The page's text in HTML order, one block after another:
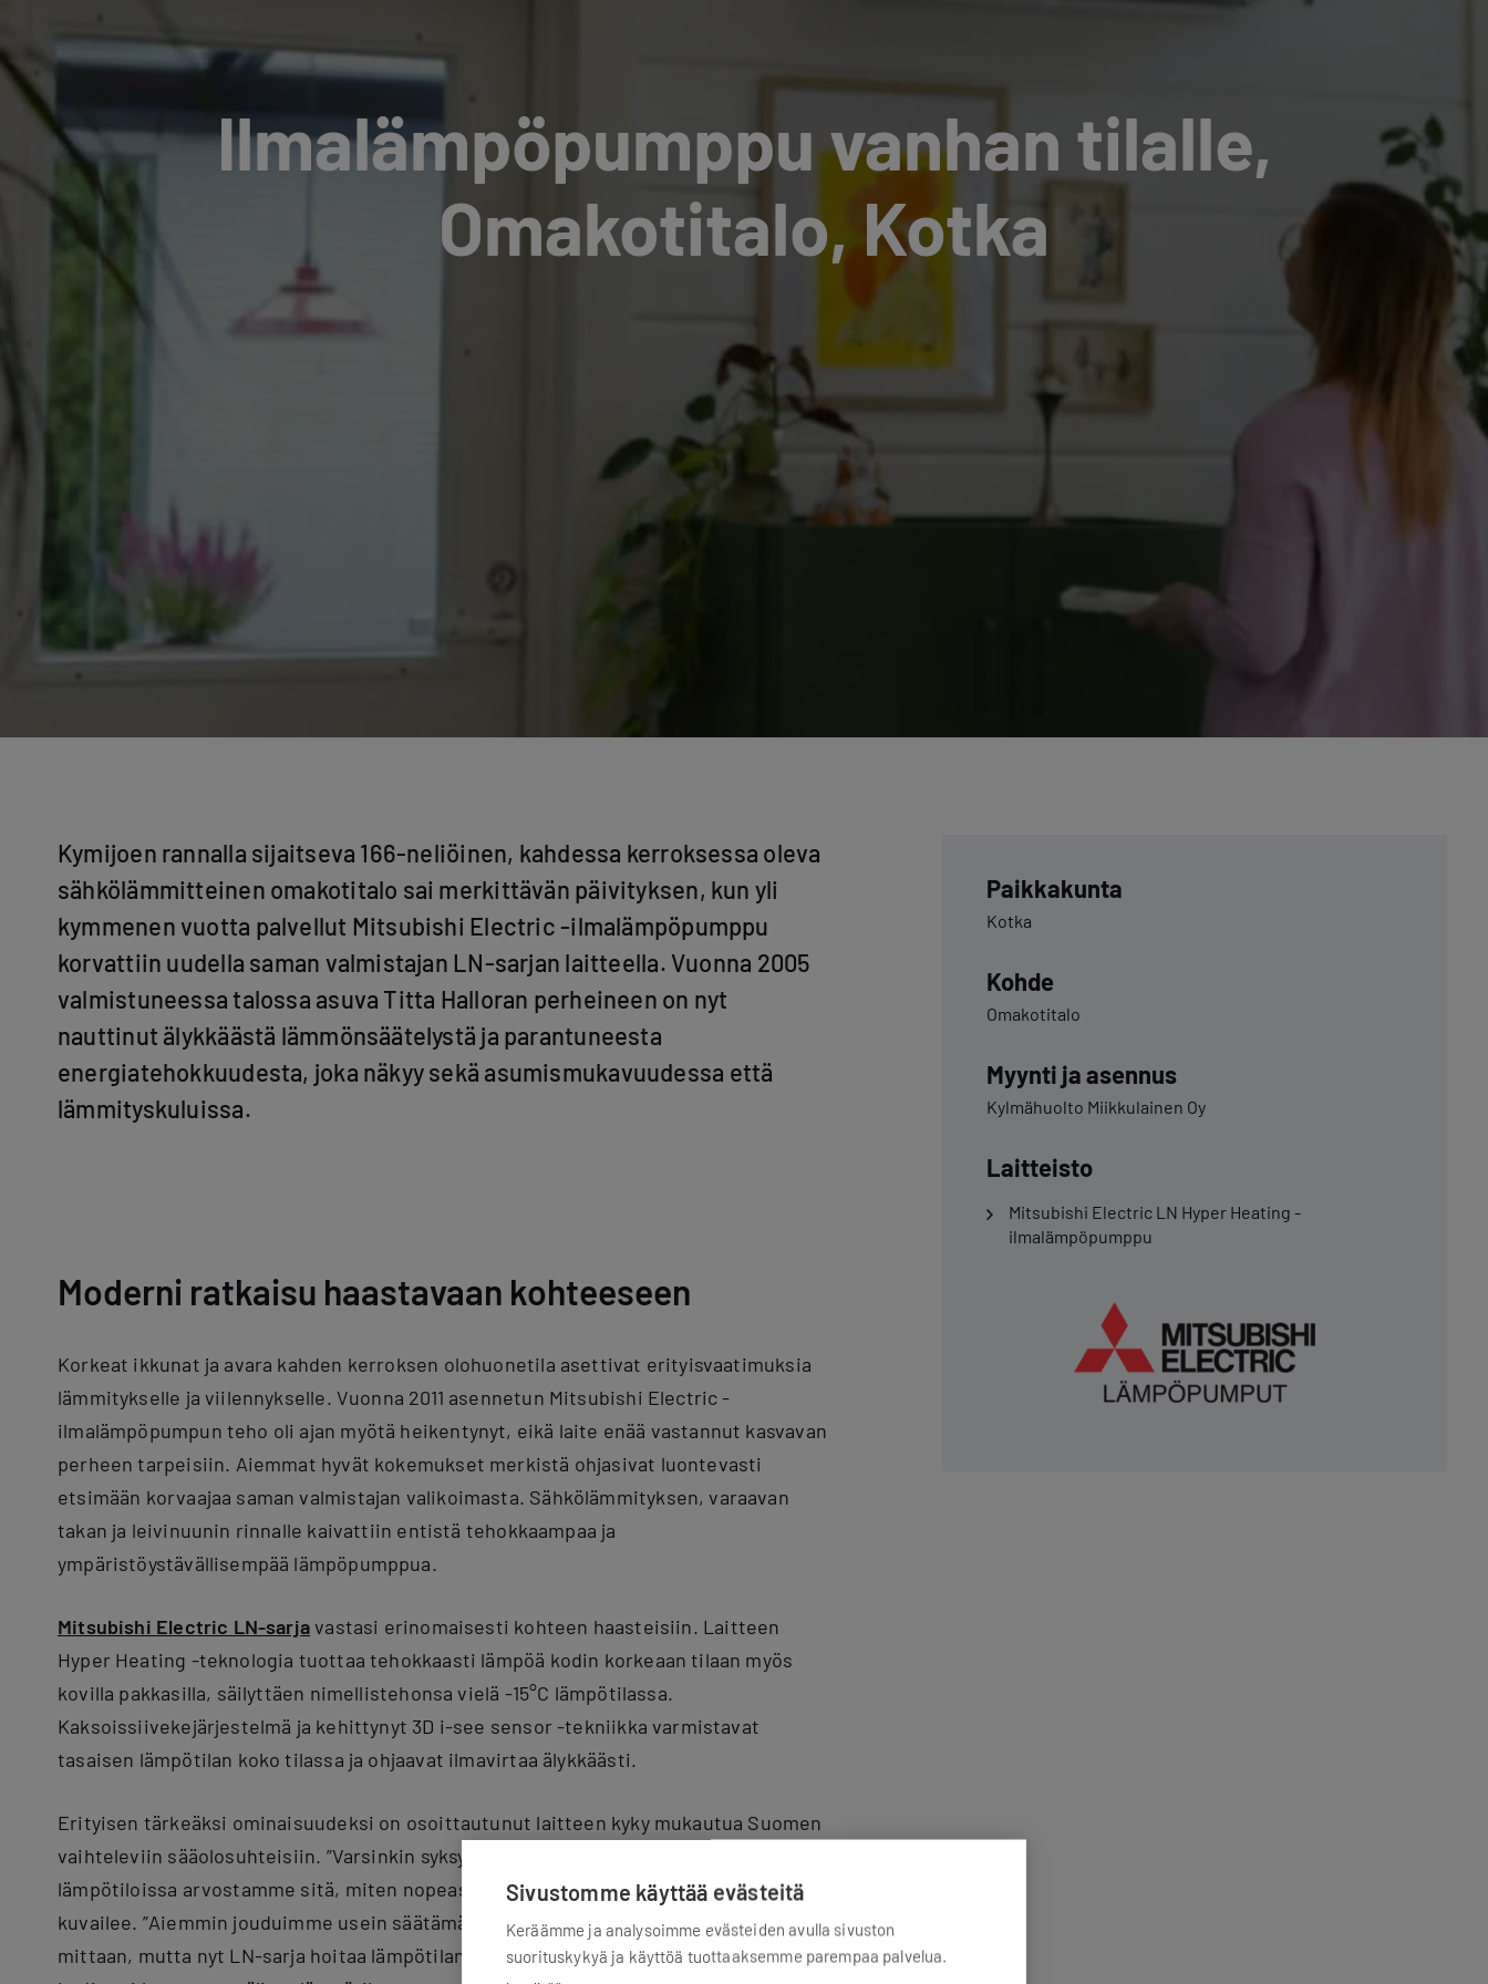
Il­ma­läm­pö­pump­pu vanhan tilalle,
Omakotitalo, Kotka
Kymijoen rannalla sijaitseva 166-neliöinen, kahdessa kerroksessa oleva
sähkölämmitteinen omakotitalo sai merkittävän päivityksen, kun yli
kymmenen vuotta palvellut Mitsubishi Electric -ilmalämpöpumppu
korvattiin uudella saman valmistajan LN-sarjan laitteella. Vuonna 2005
valmistuneessa talossa asuva Titta Halloran perheineen on nyt
nauttinut älykkäästä lämmönsäätelystä ja parantuneesta
energiatehokkuudesta, joka näkyy sekä asumismukavuudessa että
lämmityskuluissa.
Moderni ratkaisu haastavaan kohteeseen
Korkeat ikkunat ja avara kahden kerroksen olohuonetila asettivat erityisvaatimuksia
lämmitykselle ja viilennykselle. Vuonna 2011 asennetun Mitsubishi Electric -
ilmalämpöpumpun teho oli ajan myötä heikentynyt, eikä laite enää vastannut kasvavan
perheen tarpeisiin. Aiemmat hyvät kokemukset merkistä ohjasivat luontevasti
etsimään korvaajaa saman valmistajan valikoimasta. Sähkölämmityksen, varaavan
takan ja leivinuunin rinnalle kaivattiin entistä tehokkaampaa ja
ympäristöystävällisempää lämpöpumppua.
Mitsubishi Electric LN-sarjavastasi erinomaisesti kohteen haasteisiin. Laitteen
Hyper Heating -teknologia tuottaa tehokkaasti lämpöä kodin korkeaan tilaan myös
kovilla pakkasilla, säilyttäen nimellistehonsa vielä -15°C lämpötilassa.
Kaksoissiivekejärjestelmä ja kehittynyt 3D i-see sensor -tekniikka varmistavat
tasaisen lämpötilan koko tilassa ja ohjaavat ilmavirtaa älykkäästi.
Erityisen tärkeäksi ominaisuudeksi on osoittautunut laitteen kyky mukautua Suomen
vaihteleviin sääolosuhteisiin. ”Varsinkin syksyn ja kevään nopeasti muuttuvissa
lämpötiloissa arvostamme sitä, miten nopeasti laite reagoi muutoksiin”, Halloran
kuvailee. ”Aiemmin jouduimme usein säätämään lämmitystä manuaalisesti päivän
mittaan, mutta nyt LN-sarja hoitaa lämpötilan optimoinnin automaattisesti. Myös
Paikkakunta
Kotka
Kohde
Omakotitalo
Myynti ja asennus
Kylmähuolto Miikkulainen Oy
Laitteisto
Mitsubishi Electric LN Hyper Heating -
ilmalämpöpumppu
Sivustomme käyttää evästeitä
Keräämme ja analysoimme evästeiden avulla sivuston
suorituskykyä ja käyttöä tuottaaksemme parempaa palvelua.